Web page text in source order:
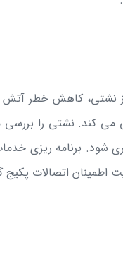
از نشتی، کاهش خطر
می کند. نشتی را
برنامه ریزی
اطمینان اتصالات